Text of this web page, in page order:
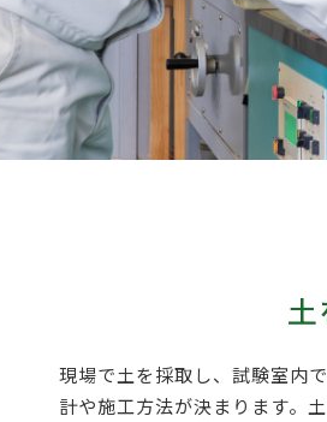
現場で土を採取し、試験室内
計や施工方法が決まります。